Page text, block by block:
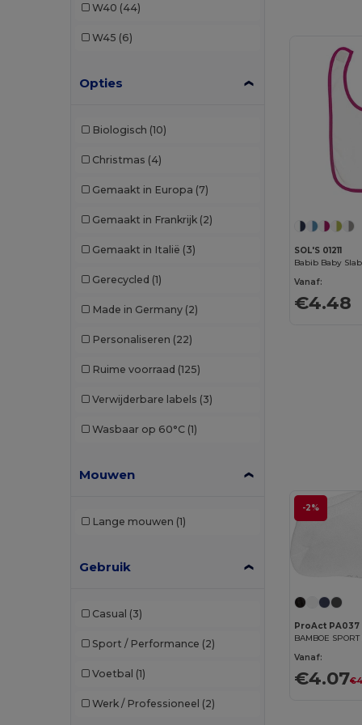
Karlowsky
RYWAN
The One Towelling
Towel city
U-Power
(44)
Westford mill
W40 (44)
W45 (6)
Opties
Biologisch (10)
Christmas (4)
Gemaakt in Europa (7)
Gemaakt in Frankrijk (2)
Gemaakt in Italië (3)
Gerecycled (1)
Made in Germany (2)
Personaliseren (22)
Ruime voorraad (125)
Verwijderbare labels (3)
Wasbaar op 60°C (1)
Mouwen
Lange mouwen (1)
Gebruik
Casual (3)
Sport / Performance (2)
Voetbal (1)
Werk / Professioneel (2)
SOL'S 01211
Babib Baby
Vanaf:
€4.48
-2%
ProAct PA037
BAMBOE
Vanaf:
€4.07